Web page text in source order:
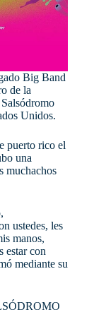
Big Band
de la
Unidos.
puerto rico el
una
muchachos
ustedes, les
manos,
estar con
mediante su